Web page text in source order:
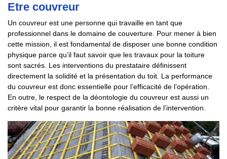
Etre couvreur
Un couvreur est une personne qui travaille en tant que
professionnel dans le domaine de couverture. Pour mener à bien
cette mission, il est fondamental de disposer une bonne condition
physique parce qu’il faut savoir que les travaux pour la toiture
sont sacrés. Les interventions du prestataire définissent
directement la solidité et la présentation du toit. La performance
du couvreur est donc essentielle pour l’efficacité de l’opération.
En outre, le respect de la déontologie du couvreur est aussi un
critère vital pour garantir la bonne réalisation de l’intervention.